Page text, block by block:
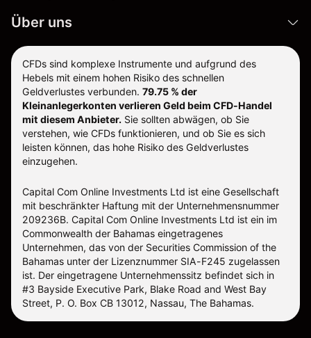
Über uns
CFDs sind komplexe Instrumente und aufgrund des
Hebels mit einem hohen Risiko des schnellen
Geldverlustes verbunden. 79.75 % der
Kleinanlegerkonten verlieren Geld beim CFD-Handel
mit diesem Anbieter. Sie sollten abwägen, ob Sie
verstehen, wie CFDs funktionieren, und ob Sie es sich
leisten können, das hohe Risiko des Geldverlustes
einzugehen.
Capital Com Online Investments Ltd ist eine Gesellschaft
mit beschränkter Haftung mit der Unternehmensnummer
209236B. Capital Com Online Investments Ltd ist ein im
Commonwealth der Bahamas eingetragenes
Unternehmen, das von der Securities Commission of the
Bahamas unter der Lizenznummer SIA-F245 zugelassen
ist. Der eingetragene Unternehmenssitz befindet sich in
#3 Bayside Executive Park, Blake Road and West Bay
Street, P. O. Box CB 13012, Nassau, The Bahamas.